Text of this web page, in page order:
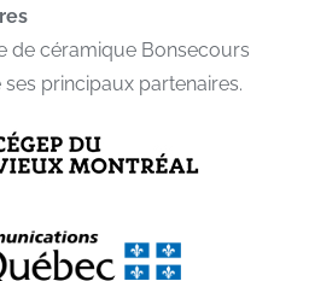
de céramique Bonsecours
principaux partenaires.